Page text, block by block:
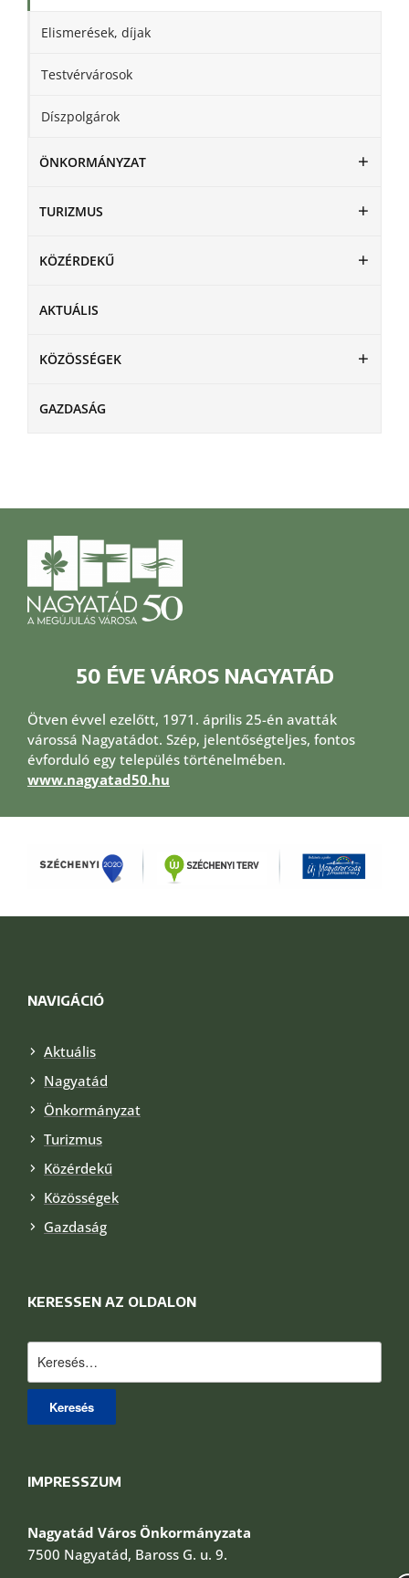
Elismerések, díjak
Testvérvárosok
Díszpolgárok
ÖNKORMÁNYZAT
TURIZMUS
KÖZÉRDEKŰ
AKTUÁLIS
KÖZÖSSÉGEK
GAZDASÁG
50 ÉVE VÁROS NAGYATÁD
Ötven évvel ezelőtt, 1971. április 25-én avatták
várossá Nagyatádot. Szép, jelentőségteljes, fontos
évforduló egy település történelmében.
www.nagyatad50.hu
NAVIGÁCIÓ
Aktuális
Nagyatád
Önkormányzat
Turizmus
Közérdekű
Közösségek
Gazdaság
KERESSEN AZ OLDALON
IMPRESSZUM
Nagyatád Város Önkormányzata
7500 Nagyatád, Baross G. u. 9.